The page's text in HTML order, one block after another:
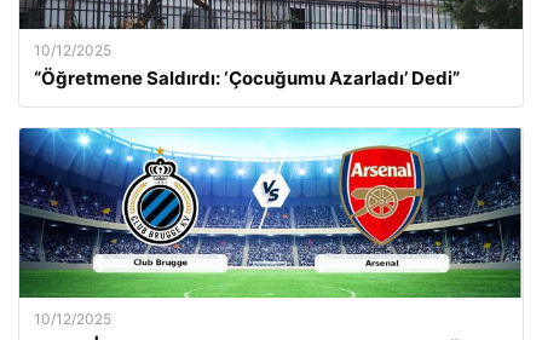
10/12/2025
“Öğretmene Saldırdı: ‘Çocuğumu Azarladı’ Dedi”
10/12/2025